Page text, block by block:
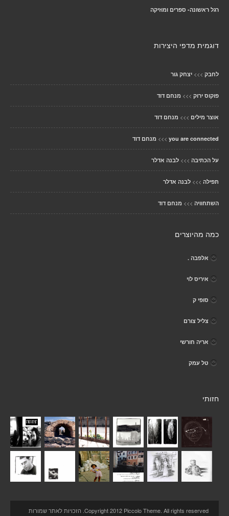
רגל ראשונה- ספרים ומוזיקה
דוגמית מדפי היצירות
לחבק >>> יצחק גור
פוקוס ירוק >>> מנחם דוד
אוצר מילים >>> מנחם דוד
you are connected
>>> מנחם דוד
על הכתיבה >>> לבנה אדלר
תפילה >>> לבנה אדלר
השתחוויה >>> מנחם דוד
כמה מהיוצרים
אלפבה .
איריס לוי
סופי ק
צליל צורם
אריה חורשי
טל עמק
חזותי
Copyright 2012 Piccolo Theme. All rights reserved. הזכויות לאתר שמורות